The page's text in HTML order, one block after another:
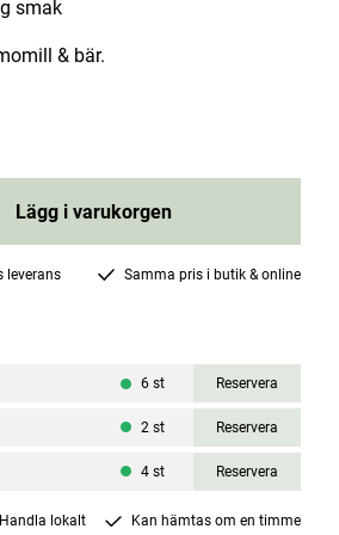
påse 350ml
smak
& bär.
Lägg i varukorgen
leverans Samma pris i butik & online
6 st Reservera
2 st Reservera
4 st Reservera
Handla lokalt
Kan hämtas om en timme